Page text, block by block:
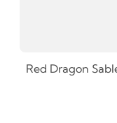
Red Dragon